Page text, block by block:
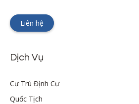
Liên hệ
Dịch Vụ
Cư Trú Định Cư
Quốc Tịch